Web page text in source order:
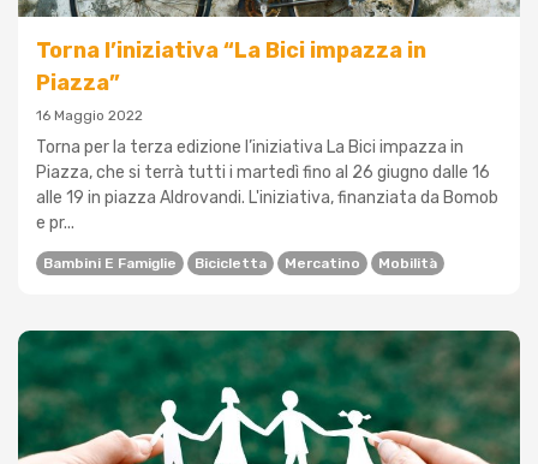
Torna l’iniziativa “La Bici impazza in
Piazza”
16 Maggio 2022
Torna per la terza edizione l’iniziativa La Bici impazza in
Piazza, che si terrà tutti i martedì fino al 26 giugno dalle 16
alle 19 in piazza Aldrovandi. L'iniziativa, finanziata da Bomob
e pr...
Bambini E Famiglie Bicicletta Mercatino Mobilità